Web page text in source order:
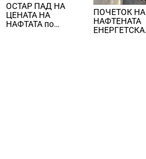
ОСТАР ПАД НА
ЦЕНАТА НА
НАФТАТА по
ПОЧЕТОК НА
НАФТЕНАТА
ЕНЕРГЕТСКА